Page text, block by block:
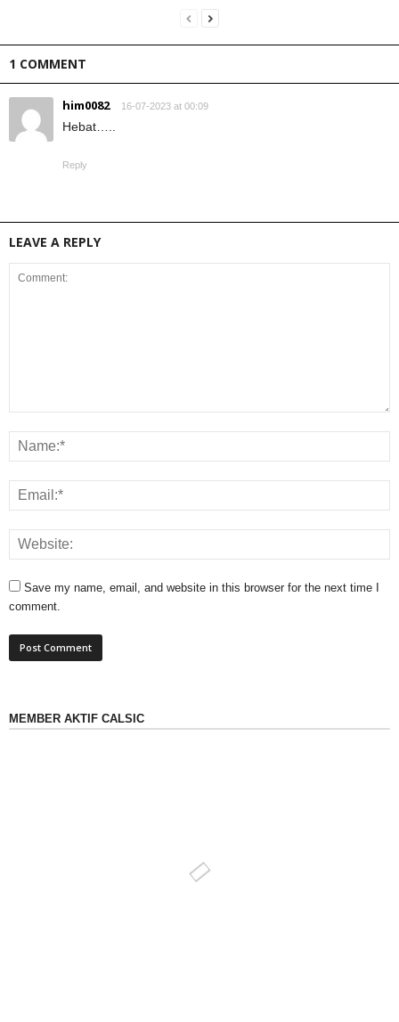
1 COMMENT
him0082 16-07-2023 at 00:09
Hebat…..
Reply
LEAVE A REPLY
Save my name, email, and website in this browser for the next time I
comment.
MEMBER AKTIF CALSIC